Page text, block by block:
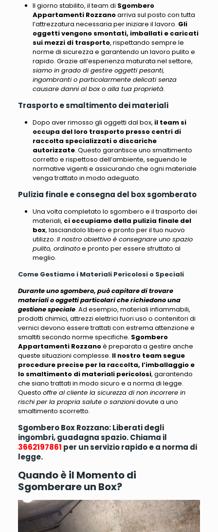
Il giorno stabilito, il team di Sgombero
Appartamenti Rozzanoarriva sul posto con tutta
l’attrezzatura necessaria per iniziare il lavoro. Gli
oggetti vengono smontati, imballati e caricati
sui mezzi di trasporto, rispettando sempre le
norme di sicurezza e garantendo un lavoro pulito e
rapido. Grazie all’esperienza maturata nel settore,
siamo in grado di gestire oggetti pesanti,
ingombranti o particolarmente delicati senza
causare danni al box o alla tua proprietà.
Trasporto e smaltimento dei materiali
Dopo aver rimosso gli oggetti dal box, il team si
occupa del loro trasporto presso centri di
raccolta specializzati o discariche
autorizzate. Questo garantisce uno smaltimento
corretto e rispettoso dell’ambiente, seguendo le
normative vigenti e assicurando che ogni materiale
venga trattato in modo adeguato.
Pulizia finale e consegna del box sgomberato
Una volta completato lo sgombero e il trasporto dei
materiali, ci occupiamo della pulizia finale del
box, lasciandolo libero e pronto per il tuo nuovo
utilizzo. Il nostro obiettivo è consegnare uno spazio
pulito, ordinatoe pronto per essere sfruttato al
meglio.
Come Gestiamo i Materiali Pericolosi o Speciali
Durante uno sgombero, può capitare di trovare
materiali o oggetti particolari che richiedono una
gestione speciale. Ad esempio, materiali infiammabili,
prodotti chimici, attrezzi elettrici fuori uso o contenitori di
vernici devono essere trattati con estrema attenzione e
smaltiti secondo norme specifiche. Sgombero
Appartamenti Rozzanoè preparata a gestire anche
queste situazioni complesse. Il nostro team segue
procedure precise per la raccolta, l’imballaggio e
lo smaltimento di materiali pericolosi, garantendo
che siano trattati in modo sicuro e a norma di legge.
Questo offre al cliente la sicurezza di non incorrere in
rischi per la propria salute o sanzionidovute a uno
smaltimento scorretto.
Sgombero Box Rozzano: Liberati degli
ingombri, guadagna spazio. Chiama il
3662197861 per un servizio rapido e a norma di
legge.
Quando è il Momento di
Sgomberare un Box?